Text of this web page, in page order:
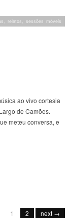
ao vivo cortesia
de Camões.
meteu conversa, e
, relatos, sessões móveis
1 2 next →